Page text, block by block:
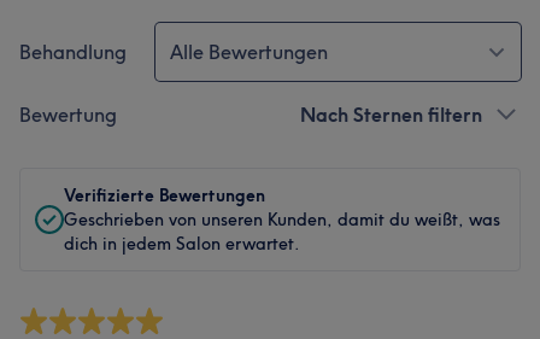
Behandlung Alle Bewertungen
Bewertung Nach Sternen filtern
Verifizierte Bewertungen
Geschrieben von unseren Kunden, damit du weißt, was
dich in jedem Salon erwartet.